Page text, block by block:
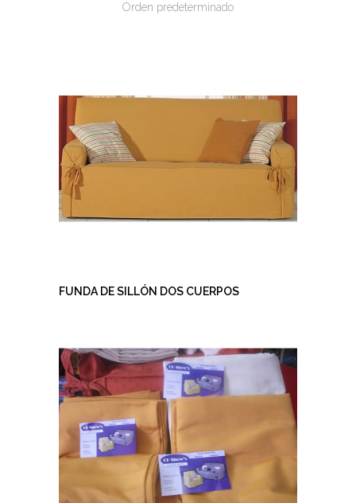
Orden predeterminado
FUNDA DE SILLÓN DOS CUERPOS